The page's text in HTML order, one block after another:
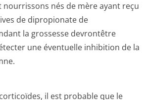
nourrissons nés de mère ayant reçu
de dipropionate de
la grossesse devrontêtre
une éventuelle inhibition de la
il est probable que le